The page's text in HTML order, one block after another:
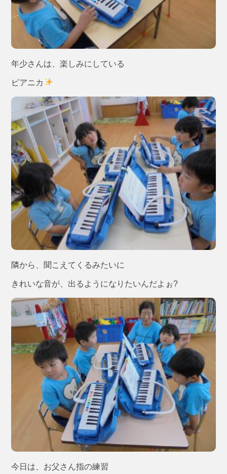
年少さんは、楽しみにしている
ピアニカ
隣から、聞こえてくるみたいに
きれいな音が、出るようになりたいんだよぉ?
今日は、お父さん指の練習